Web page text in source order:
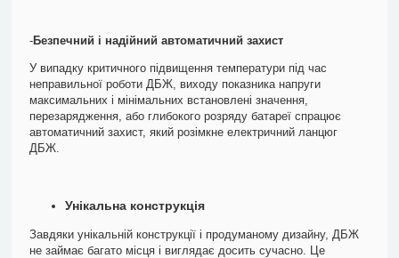
-Безпечний і надійний автоматичний захист
У випадку критичного підвищення температури під час
неправильної роботи ДБЖ, виходу показника напруги
максимальних і мінімальних встановлені значення,
перезарядження, або глибокого розряду батареї спрацює
автоматичний захист, який розімкне електричний ланцюг
ДБЖ.
Унікальна конструкція
Завдяки унікальній конструкції і продуманому дизайну, ДБЖ
не займає багато місця і виглядає досить сучасно. Це